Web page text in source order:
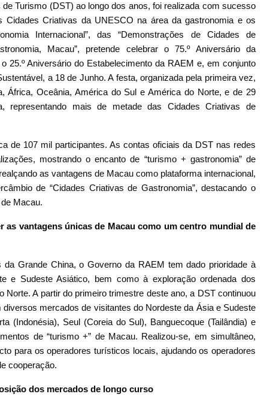
Turismo (DST) ao longo dos anos, foi realizada com sucesso
Criativas da UNESCO na área da gastronomia e os
Internacional”, das “Demonstrações de Cidades de
Macau”, pretende celebrar o 75.º Aniversário da
25.º Aniversário do Estabelecimento da RAEM e, em conjunto
a 18 de Junho. A festa, organizada pela primeira vez,
África, Oceânia, América do Sul e América do Norte, e de 29
representando mais de metade das Cidades Criativas de
de 107 mil participantes. As contas oficiais da DST nas redes
mostrando o encanto de “turismo + gastronomia” de
as vantagens de Macau como plataforma internacional,
de “Cidades Criativas de Gastronomia”, destacando o
Macau.
as vantagens únicas de Macau como um centro mundial de
Grande China, o Governo da RAEM tem dado prioridade à
e Sudeste Asiático, bem como à exploração ordenada dos
A partir do primeiro trimestre deste ano, a DST continuou
mercados de visitantes do Nordeste da Ásia e Sudeste
(Indonésia), Seul (Coreia do Sul), Banguecoque (Tailândia) e
de “turismo +” de Macau. Realizou-se, em simultâneo,
para os operadores turísticos locais, ajudando os operadores
cooperação.
dos mercados de longo curso